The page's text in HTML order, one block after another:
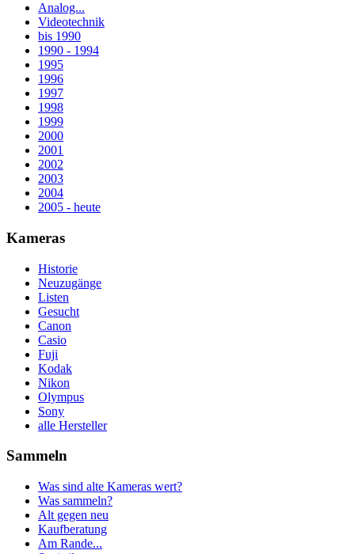
Analog...
Videotechnik
bis 1990
1990 - 1994
1995
1996
1997
1998
1999
2000
2001
2002
2003
2004
2005 - heute
Kameras
Historie
Neuzugänge
Listen
Gesucht
Canon
Casio
Fuji
Kodak
Nikon
Olympus
Sony
alle Hersteller
Sammeln
Was sind alte Kameras wert?
Was sammeln?
Alt gegen neu
Kaufberatung
Am Rande...